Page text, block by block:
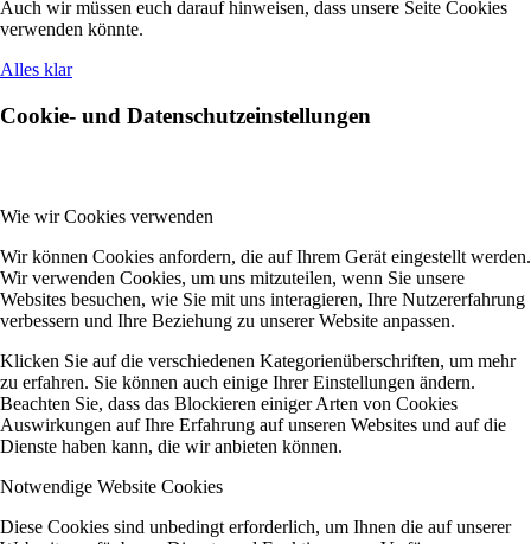
Auch wir müssen euch darauf hinweisen, dass unsere Seite Cookies
verwenden könnte.
Alles klar
Cookie- und Datenschutzeinstellungen
Wie wir Cookies verwenden
Wir können Cookies anfordern, die auf Ihrem Gerät eingestellt werden.
Wir verwenden Cookies, um uns mitzuteilen, wenn Sie unsere
Websites besuchen, wie Sie mit uns interagieren, Ihre Nutzererfahrung
verbessern und Ihre Beziehung zu unserer Website anpassen.
Klicken Sie auf die verschiedenen Kategorienüberschriften, um mehr
zu erfahren. Sie können auch einige Ihrer Einstellungen ändern.
Beachten Sie, dass das Blockieren einiger Arten von Cookies
Auswirkungen auf Ihre Erfahrung auf unseren Websites und auf die
Dienste haben kann, die wir anbieten können.
Notwendige Website Cookies
Diese Cookies sind unbedingt erforderlich, um Ihnen die auf unserer